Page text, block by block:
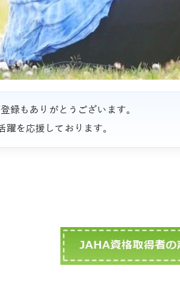
録もありがとうございます。
躍を応援しております。